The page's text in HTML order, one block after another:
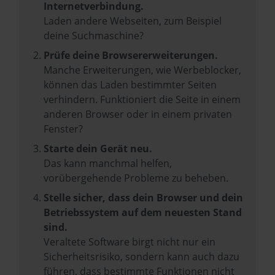
Internetverbindung.
Laden andere Webseiten, zum Beispiel
deine Suchmaschine?
Prüfe deine Browsererweiterungen.
Manche Erweiterungen, wie Werbeblocker,
können das Laden bestimmter Seiten
verhindern. Funktioniert die Seite in einem
anderen Browser oder in einem privaten
Fenster?
Starte dein Gerät neu.
Das kann manchmal helfen,
vorübergehende Probleme zu beheben.
Stelle sicher, dass dein Browser und dein
Betriebssystem auf dem neuesten Stand
sind.
Veraltete Software birgt nicht nur ein
Sicherheitsrisiko, sondern kann auch dazu
führen, dass bestimmte Funktionen nicht